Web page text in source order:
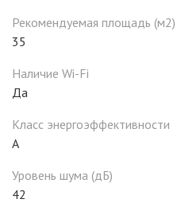
Рекомендуемая площадь (м2)
35
Наличие Wi-Fi
Да
Класс энергоэффективности
А
Уровень шума (дБ)
42